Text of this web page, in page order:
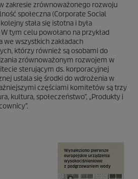
zakresie zrównoważonego rozwoju
społeczna (Corporate Social
stała się istotna i była
tym celu powołano na przykład
we wszystkich zakładach
którzy również są osobami do
zrównoważonym rozwojem w
sterującym ds. korporacyjnej
ustala się środki do wdrożenia w
częściami komitetów są trzy
kultura, społeczeństwo”, „Produkty i